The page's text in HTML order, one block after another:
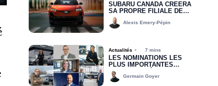
SUBARU CANADA CRÉERA
SA PROPRE FILIALE DE
FINANCEMENT D’ICI 2030
Alexis Emery-Pépin
Actualités 7 mins
LES NOMINATIONS LES
PLUS IMPORTANTES
DEPUIS LE DÉBUT DE
2026
Germain Goyer